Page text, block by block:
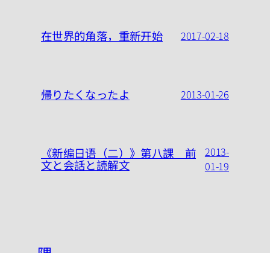
在世界的角落，重新开始 2017-02-18
帰りたくなったよ 2013-01-26
《新编日语（二）》第八課 前
文と会話と読解文
2013-
01-19